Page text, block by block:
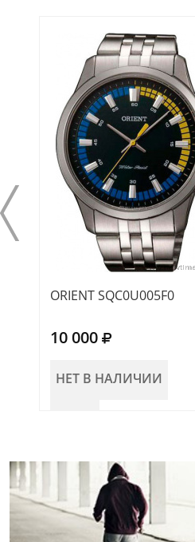
ORIENT SQC0U005F0
10 000
НЕТ В НАЛИЧИИ